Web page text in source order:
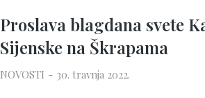
Proslava blagdana svete
Sijenske na Škrapama
NOVOSTI 30. travnja 2022.